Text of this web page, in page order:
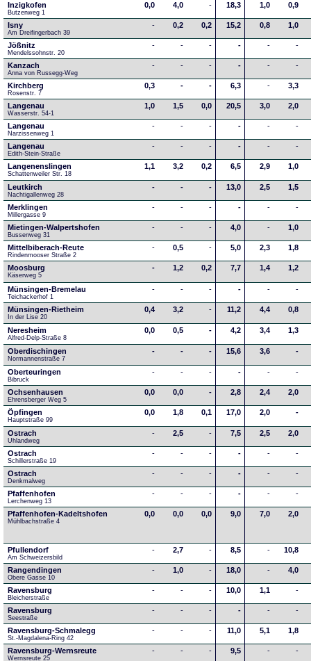
Inzigkofen
Butzenweg 1
0,0 4,0 - 18,3 1,0 0,9
Isny
Am Dreifingerbach 39
- 0,2 0,2 15,2 0,8 1,0
Jößnitz
Mendelssohnstr. 20
- - - - - -
Kanzach
Anna von Russegg-Weg
- - - - - -
Kirchberg
Rosenstr. 7
0,3 - - 6,3 - 3,3
Langenau
Wasserstr. 54-1
1,0 1,5 0,0 20,5 3,0 2,0
Langenau
Narzissenweg 1
- - - - - -
Langenau
Edith-Stein-Straße
- - - - - -
Langenenslingen
Schattenweiler Str. 18
1,1 3,2 0,2 6,5 2,9 1,0
Leutkirch
Nachtigallenweg 28
- - - 13,0 2,5 1,5
Merklingen
Millergasse 9
- - - - - -
Mietingen-Walpertshofen
Bussenweg 31
- - - 4,0 - 1,0
Mittelbiberach-Reute
Rindenmooser Straße 2
- 0,5 - 5,0 2,3 1,8
Moosburg
Käserweg 5
- 1,2 0,2 7,7 1,4 1,2
Münsingen-Bremelau
Teichackerhof 1
- - - - - -
Münsingen-Rietheim
In der Lise 20
0,4 3,2 - 11,2 4,4 0,8
Neresheim
Alfred-Delp-Straße 8
0,0 0,5 - 4,2 3,4 1,3
Oberdischingen
Normannenstraße 7
- - - 15,6 3,6 -
Oberteuringen
Bibruck
- - - - - -
Ochsenhausen
Ehrensberger Weg 5
0,0 0,0 - 2,8 2,4 2,0
Öpfingen
Hauptstraße 99
0,0 1,8 0,1 17,0 2,0 -
Ostrach
Uhlandweg
- 2,5 - 7,5 2,5 2,0
Ostrach
Schillerstraße 19
- - - - - -
Ostrach
Denkmalweg
- - - - - -
Pfaffenhofen
Lerchenweg 13
- - - - - -
Pfaffenhofen-Kadeltshofen
Mühlbachstraße 4
0,0 0,0 0,0 9,0 7,0 2,0
Pfullendorf
Am Schweizersbild
- 2,7 - 8,5 - 10,8
Rangendingen
Obere Gasse 10
- 1,0 - 18,0 - 4,0
Ravensburg
Bleicherstraße
- - - 10,0 1,1 -
Ravensburg
Seestraße
- - - - - -
Ravensburg-Schmalegg
St.-Magdalena-Ring 42
- - - 11,0 5,1 1,8
Ravensburg-Wernsreute
Wernsreute 25
- - - 9,5 - -